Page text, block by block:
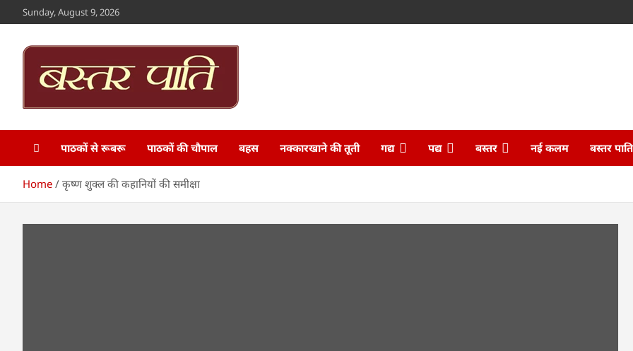
to
Sunday, August 9, 2026
Bastar Paati
पाठकों से रूबरू पाठकों की चौपाल बहस नक्कारखाने की तूती गद्य पद्य बस्तर नई कलम बस्तर
Home कृष्ण शुक्ल की कहानियों की समीक्षा